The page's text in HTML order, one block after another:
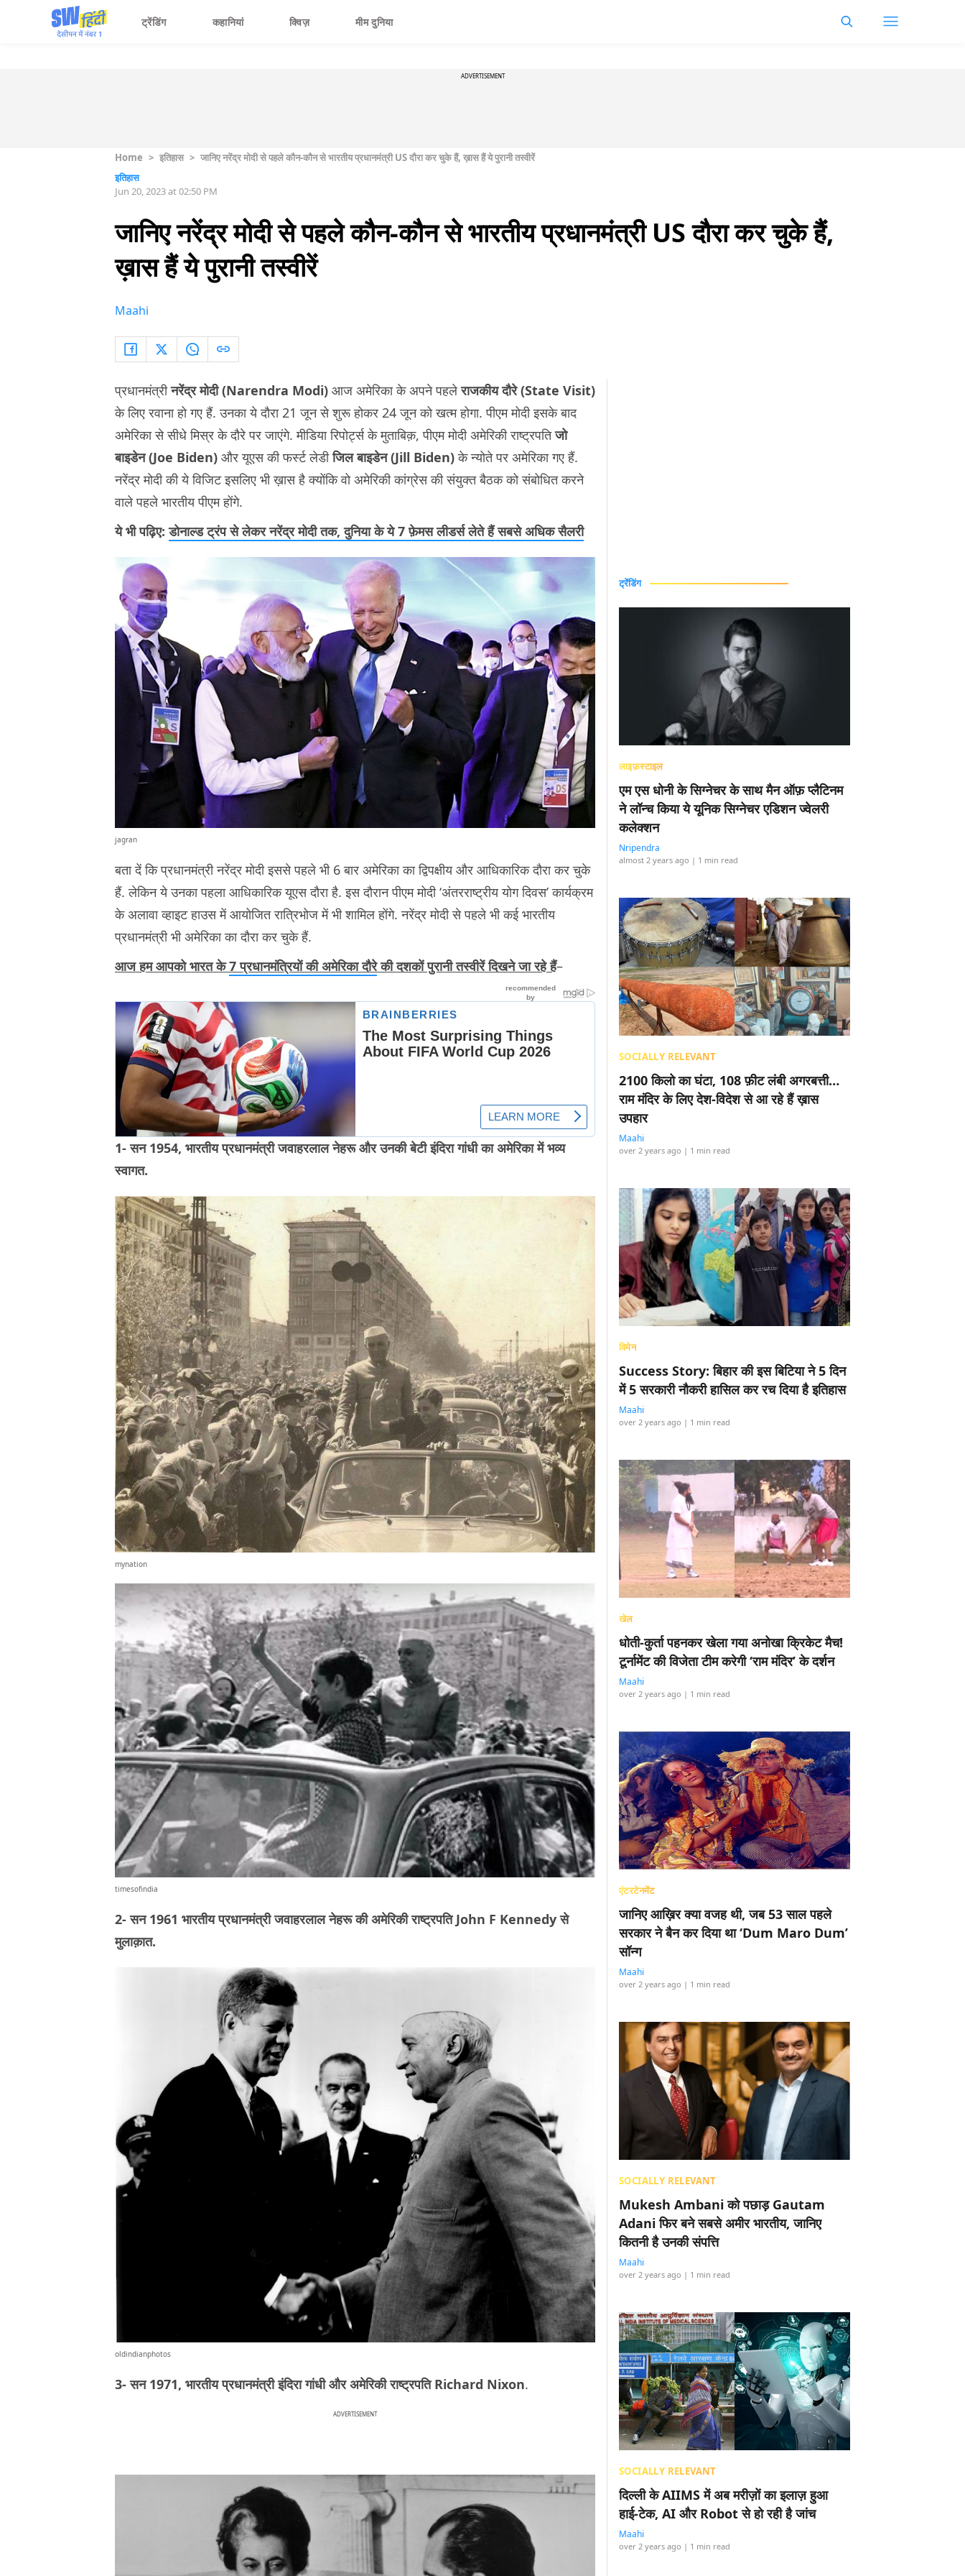
ट्रेंडिंग कहानियां क्विज़ मीम दुनिया
ADVERTISEMENT
Home > इतिहास > जानिए नरेंद्र मोदी से पहले कौन-कौन से भारतीय प्रधानमंत्री US दौरा कर चुके हैं, ख़ास हैं ये पुरानी तस्वीरें
इतिहास
Jun 20, 2023 at 02:50 PM
जानिए नरेंद्र मोदी से पहले कौन-कौन से भारतीय प्रधानमंत्री US दौरा कर चुके हैं,
ख़ास हैं ये पुरानी तस्वीरें
Maahi
प्रधानमंत्रीनरेंद्र मोदी (Narendra Modi) आज अमेरिका के अपने पहलेराजकीय दौरे (State Visit)
के लिए रवाना हो गए हैं. उनका ये दौरा 21 जून से शुरू होकर 24 जून को खत्म होगा. पीएम मोदी इसके बाद
अमेरिका से सीधे मिस्र के दौरे पर जाएंगे. मीडिया रिपोर्ट्स के मुताबिक़, पीएम मोदी अमेरिकी राष्ट्रपतिजो
बाइडेन (Joe Biden) और यूएस की फर्स्ट लेडीजिल बाइडेन (Jill Biden)के न्योते पर अमेरिका गए हैं.
नरेंद्र मोदी की ये विजिट इसलिए भी ख़ास है क्योंकि वो अमेरिकी कांग्रेस की संयुक्त बैठक को संबोधित करने
वाले पहले भारतीय पीएम होंगे.
ये भी पढ़िए:डोनाल्ड ट्रंप से लेकर नरेंद्र मोदी तक, दुनिया के ये 7 फ़ेमस लीडर्स लेते हैं सबसे अधिक सैलरी
jagran
बता दें कि प्रधानमंत्री नरेंद्र मोदी इससे पहले भी 6 बार अमेरिका का द्विपक्षीय और आधिकारिक दौरा कर चुके
हैं. लेकिन ये उनका पहला आधिकारिक यूएस दौरा है. इस दौरान पीएम मोदी ‘अंतरराष्ट्रीय योग दिवस’ कार्यक्रम
के अलावा व्हाइट हाउस में आयोजित रात्रिभोज में भी शामिल होंगे. नरेंद्र मोदी से पहले भी कई भारतीय
प्रधानमंत्री भी अमेरिका का दौरा कर चुके हैं.
आज हम आपको भारत के7 प्रधानमंत्रियों की अमेरिका दौरेकी दशकों पुरानी तस्वीरें दिखने जा रहे हैं–
1- सन 1954, भारतीय प्रधानमंत्री जवाहरलाल नेहरू और उनकी बेटी इंदिरा गांधी का अमेरिका में भव्य
स्वागत.
mynation
timesofindia
2- सन 1961 भारतीय प्रधानमंत्री जवाहरलाल नेहरू की अमेरिकी राष्ट्रपति John F Kennedy से
मुलाक़ात.
oldindianphotos
3- सन 1971, भारतीय प्रधानमंत्री इंदिरा गांधी और अमेरिकी राष्ट्रपति Richard Nixon.
ADVERTISEMENT
ट्रेंडिंग
लाइफ़स्टाइल
एम एस धोनी के सिग्नेचर के साथ मैन ऑफ़ प्लैटिनम
ने लॉन्च किया ये यूनिक सिग्नेचर एडिशन ज्वेलरी
कलेक्शन
Nripendra
almost 2 years ago | 1 min read
SOCIALLY RELEVANT
2100 किलो का घंटा, 108 फ़ीट लंबी अगरबत्ती…
राम मंदिर के लिए देश-विदेश से आ रहे हैं ख़ास
उपहार
Maahi
over 2 years ago | 1 min read
विमेन
Success Story: बिहार की इस बिटिया ने 5 दिन
में 5 सरकारी नौकरी हासिल कर रच दिया है इतिहास
Maahi
over 2 years ago | 1 min read
खेल
धोती-कुर्ता पहनकर खेला गया अनोखा क्रिकेट मैच!
टूर्नामेंट की विजेता टीम करेगी ‘राम मंदिर’ के दर्शन
Maahi
over 2 years ago | 1 min read
एंटरटेनमेंट
जानिए आख़िर क्या वजह थी, जब 53 साल पहले
सरकार ने बैन कर दिया था ‘Dum Maro Dum’
सॉन्ग
Maahi
over 2 years ago | 1 min read
SOCIALLY RELEVANT
Mukesh Ambani को पछाड़ Gautam
Adani फिर बने सबसे अमीर भारतीय, जानिए
कितनी है उनकी संपत्ति
Maahi
over 2 years ago | 1 min read
SOCIALLY RELEVANT
दिल्ली के AIIMS में अब मरीज़ों का इलाज़ हुआ
हाई-टेक, AI और Robot से हो रही है जांच
Maahi
over 2 years ago | 1 min read